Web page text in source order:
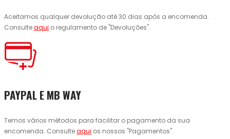
Aceitamos qualquer devolução até 30 dias após a encomenda.
Consulteaqui o regulamento de "Devoluções".
PAYPAL E MB WAY
Temos vários métodos para facilitar o pagamento da sua
encomenda. Consulteaqui os nossos "Pagamentos".